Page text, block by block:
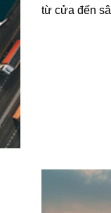
từ cửa đến